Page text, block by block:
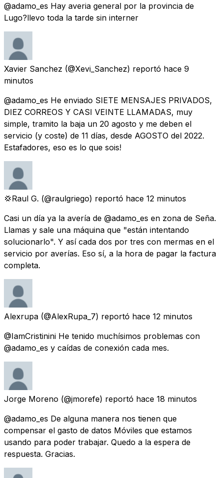
@adamo_es Hay averia general por la provincia de
Lugo?llevo toda la tarde sin interner
Xavier Sanchez (@Xevi_Sanchez) reportó hace 9
minutos
@adamo_es He enviado SIETE MENSAJES PRIVADOS,
DIEZ CORREOS Y CASI VEINTE LLAMADAS, muy
simple, tramito la baja un 20 agosto y me deben el
servicio (y coste) de 11 días, desde AGOSTO del 2022.
Estafadores, eso es lo que sois!
💢Raul G. (@raulgriego) reportó hace 12 minutos
Casi un día ya la avería de @adamo_es en zona de Seña.
Llamas y sale una máquina que "están intentando
solucionarlo". Y así cada dos por tres con mermas en el
servicio por averías. Eso sí, a la hora de pagar la factura
completa.
Alexrupa (@AlexRupa_7) reportó hace 12 minutos
@IamCristinini He tenido muchísimos problemas con
@adamo_es y caídas de conexión cada mes.
Jorge Moreno (@jmorefe) reportó hace 18 minutos
@adamo_es De alguna manera nos tienen que
compensar el gasto de datos Móviles que estamos
usando para poder trabajar. Quedo a la espera de
respuesta. Gracias.